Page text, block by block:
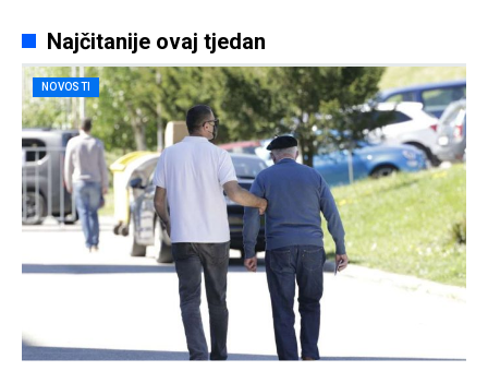
Najčitanije ovaj tjedan
NOVOSTI